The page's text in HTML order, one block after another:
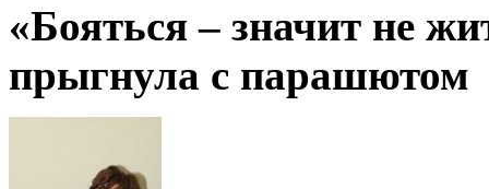
«Бояться – значит не
прыгнула с парашютом